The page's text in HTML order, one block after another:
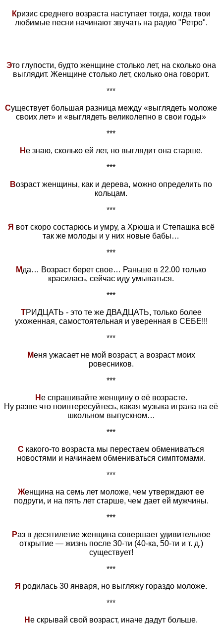
Кризис среднего возраста наступает тогда, когда твои
любимые песни начинают звучать на радио "Ретро".
Это глупости, будто женщине столько лет, на сколько она
выглядит. Женщине столько лет, сколько она говорит.
***
Существует большая разница между «выглядеть моложе
своих лет» и «выглядеть великолепно в свои годы»
***
Не знаю, сколько ей лет, но выглядит она старше.
***
Возраст женщины, как и дерева, можно определить по
кольцам.
***
Я вот скоро состарюсь и умру, а Хрюша и Степашка всё
так же молоды и у них новые бабы…
***
Мда… Возраст берет свое… Раньше в 22.00 только
красилась, сейчас иду умываться.
***
ТРИДЦАТЬ - это те же ДВАДЦАТЬ, только более
ухоженная, самостоятельная и уверенная в СЕБЕ!!!
***
Меня ужасает не мой возраст, а возраст моих
ровесников.
***
Не спрашивайте женщину о её возрасте.
Ну разве что поинтересуйтесь, какая музыка играла на её
школьном выпускном…
***
С какого-то возраста мы перестаем обмениваться
новостями и начинаем обмениваться симптомами.
***
Женщина на семь лет моложе, чем утверждают ее
подруги, и на пять лет старше, чем дает ей мужчины.
***
Раз в десятилетие женщина совершает удивительное
открытие — жизнь после 30-ти (40-ка, 50-ти и т. д.)
существует!
***
Я родилась 30 января, но выгляжу гораздо моложе.
***
Не скрывай свой возраст, иначе дадут больше.